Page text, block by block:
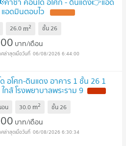
อดมินตอบไว
26.0 m2 ชั้น26
บาท/เดือน
06/08/2026 6:44:00
อโศก-ดินแดง อาคาร 1 ชั้น 26 1
ล้ โรงพยาบาลพระราม 9
อน 30.0 m2 ชั้น26
บาท/เดือน
06/08/2026 6:30:34